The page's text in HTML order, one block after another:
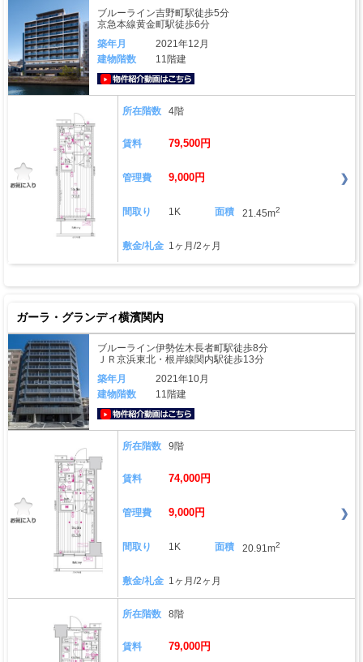
ブルーライン吉野町駅徒歩5分
京急本線黄金町駅徒歩6分
築年月
2021年12月
建物階数
11階建
所在階数 4階
賃料 79,500円
管理費 9,000円
間取り 1K 面積 21.45m2
敷金/礼金 1ヶ月/2ヶ月
ガーラ・グランディ横濱関内
ブルーライン伊勢佐木長者町駅徒歩8分
ＪＲ京浜東北・根岸線関内駅徒歩13分
築年月
2021年10月
建物階数
11階建
所在階数 9階
賃料 74,000円
管理費 9,000円
間取り 1K 面積 20.91m2
敷金/礼金 1ヶ月/2ヶ月
所在階数 8階
賃料 79,000円